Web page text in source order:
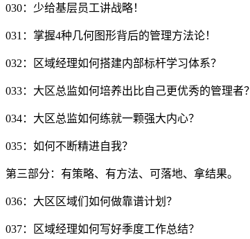
030：少给基层员工讲战略！
031：掌握4种几何图形背后的管理方法论！
032：区域经理如何搭建内部标杆学习体系？
033：大区总监如何培养出比自己更优秀的管理者？
034：大区总监如何练就一颗强大内心？
035：如何不断精进自我？
第三部分：有策略、有方法、可落地、拿结果。
036：大区区域们如何做靠谱计划？
037：区域经理如何写好季度工作总结？